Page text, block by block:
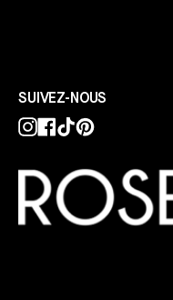
SUIVEZ-NOUS
Instagram
Facebook
TikTokPinterest